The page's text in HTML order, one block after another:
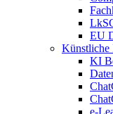
EU
Künstliche
KI
e-